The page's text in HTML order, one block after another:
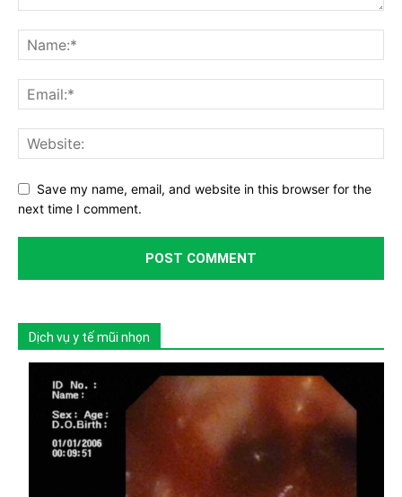
Save my name, email, and website in this browser for the
next time I comment.
Dịch vụ y tế mũi nhọn